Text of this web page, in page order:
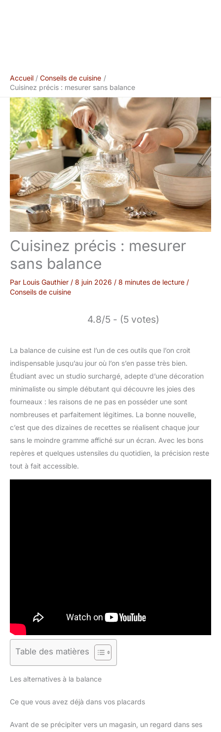
Accueil
Conseils de cuisine
Cuisinez précis : mesurer sans balance
Cuisinez précis : mesurer
sans balance
Par Louis Gauthier / 8 juin 2026 / 8 minutes de lecture /
Conseils de cuisine
4.8/5 - (5 votes)
La balance de cuisine est l’un de ces outils que l’on croit
indispensable jusqu’au jour où l’on s’en passe très bien.
Étudiant avec un studio surchargé, adepte d’une décoration
minimaliste ou simple débutant qui découvre les joies des
fourneaux : les raisons de ne pas en posséder une sont
nombreuses et parfaitement légitimes. La bonne nouvelle,
c’est que des dizaines de recettes se réalisent chaque jour
sans le moindre gramme affiché sur un écran. Avec les bons
repères et quelques ustensiles du quotidien, la précision reste
tout à fait accessible.
Table des matières
Les alternatives à la balance
Ce que vous avez déjà dans vos placards
Avant de se précipiter vers un magasin, un regard dans ses